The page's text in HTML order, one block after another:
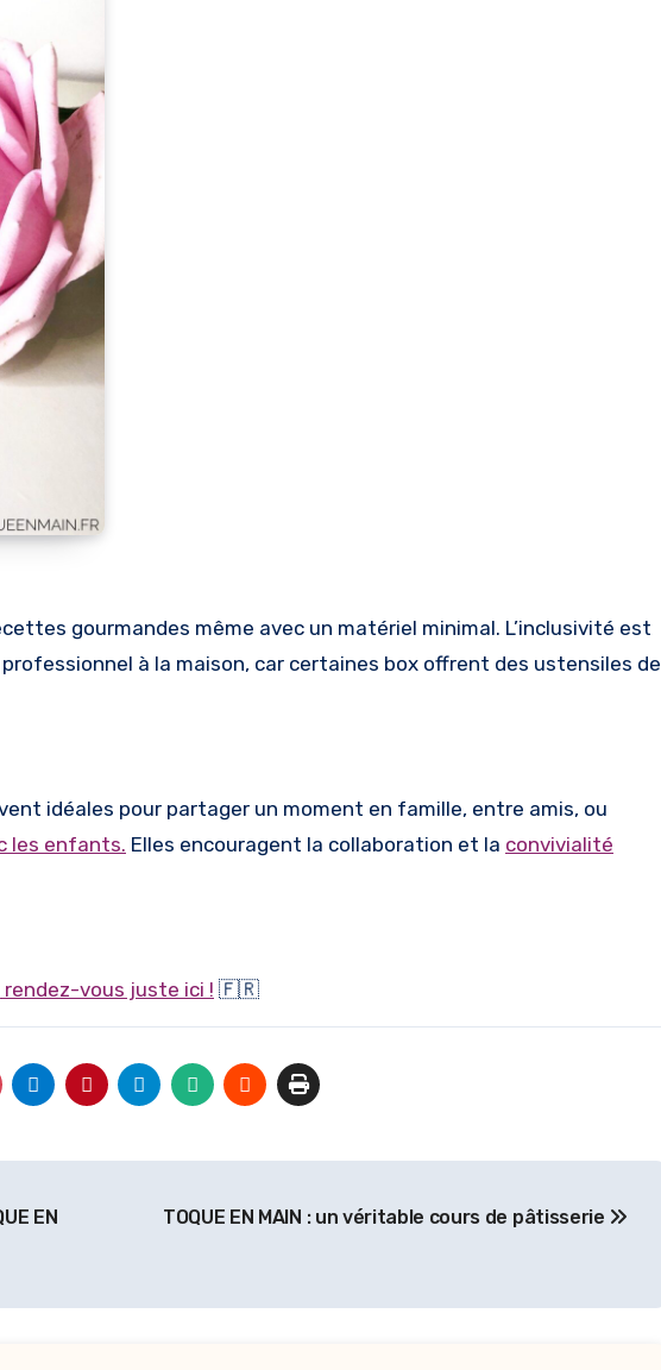
gourmandes même avec un matériel minimal. L’inclusivité est
à la maison, car certaines box offrent des ustensiles de
idéales pour partager un moment en famille, entre amis, ou
les enfants. Elles encouragent la collaboration et la convivialité
rendez-vous juste ici ! 🇫🇷
EN
TOQUE EN MAIN : un véritable cours de pâtisserie